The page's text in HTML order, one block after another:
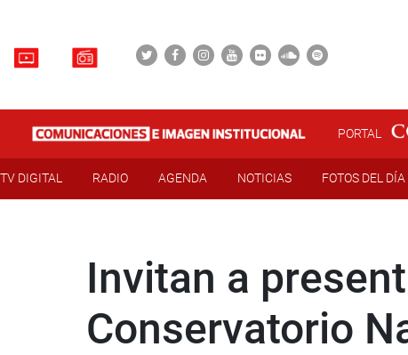
PORTAL
TV DIGITAL RADIO AGENDA NOTICIAS FOTOS DEL DÍA
Invitan a
Conservatorio